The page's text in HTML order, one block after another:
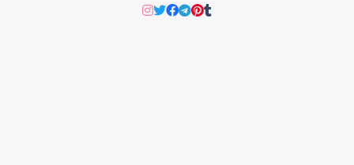
Instagram
Twitter
Facebook
Telegram
Pinterers
Tumblr